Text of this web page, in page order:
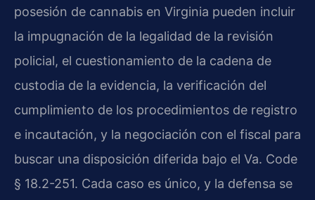
posesión de cannabis en Virginia pueden incluir
la impugnación de la legalidad de la revisión
policial, el cuestionamiento de la cadena de
custodia de la evidencia, la verificación del
cumplimiento de los procedimientos de registro
e incautación, y la negociación con el fiscal para
buscar una disposición diferida bajo el Va. Code
§ 18.2-251. Cada caso es único, y la defensa se